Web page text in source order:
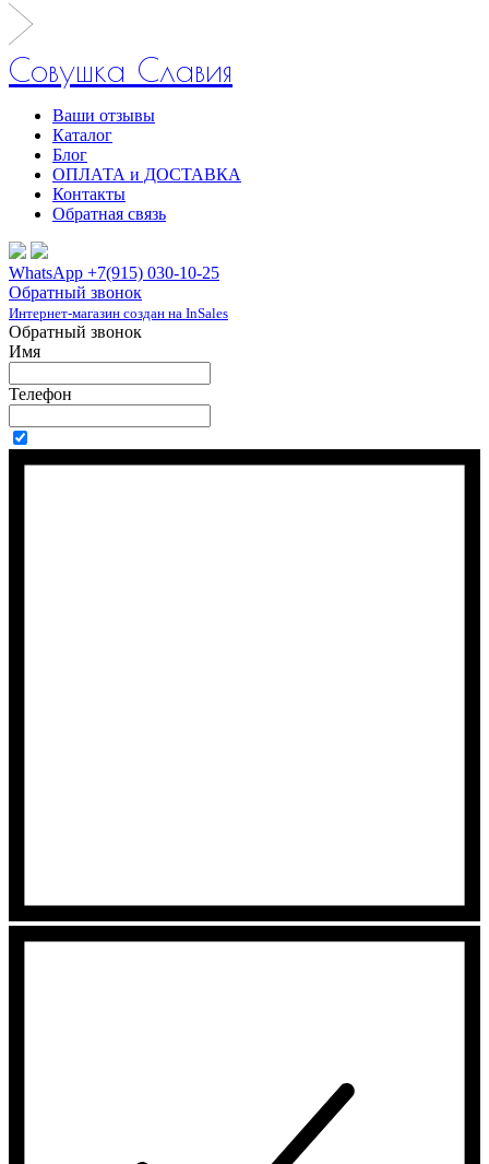
Совушка Славия
Ваши отзывы
Каталог
Блог
ОПЛАТА и ДОСТАВКА
Контакты
Обратная связь
WhatsApp +7(915) 030-10-25
Обратный звонок
Интернет-магазин создан на InSales
Обратный звонок
Имя
Телефон